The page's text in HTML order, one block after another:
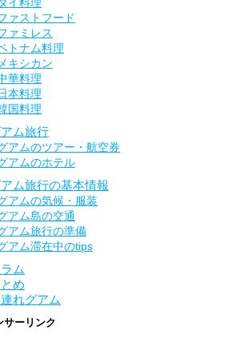
ァストフード
ァミレス
トナム料理
キシカン
華料理
本料理
国料理
ム旅行
アムのツアー・航空券
アムのホテル
ム旅行の基本情報
アムの気候・服装
アム島の交通
アム旅行の準備
アム滞在中のtips
ム
め
れグアム
サーリンク